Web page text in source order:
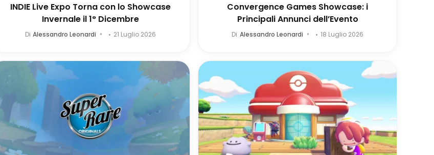
INDIE Live Expo Torna con lo Showcase
Invernale il 1° Dicembre
Di Alessandro Leonardi 21 Luglio 2026
Convergence Games Showcase: i
Principali Annunci dell’Evento
Di Alessandro Leonardi 18 Luglio 2026